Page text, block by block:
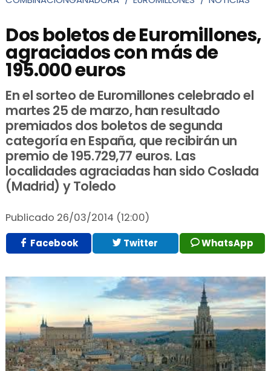
Dos boletos de Euromillones,
agraciados con más de
195.000 euros
En el sorteo de Euromillones celebrado el
martes 25 de marzo, han resultado
premiados dos boletos de segunda
categoría en España, que recibirán un
premio de 195.729,77 euros. Las
localidades agraciadas han sido Coslada
(Madrid) y Toledo
Publicado 26/03/2014 (12:00)
Facebook Twitter WhatsApp